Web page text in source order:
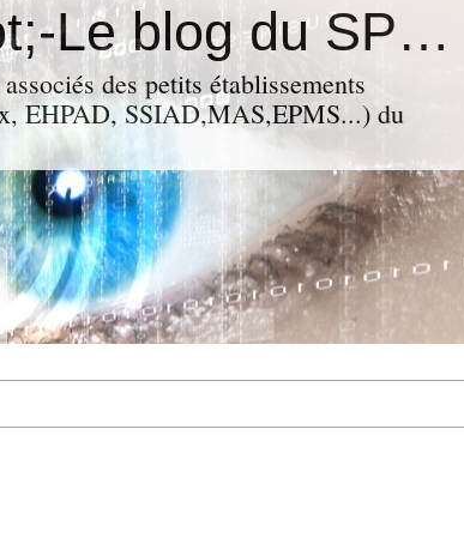
&quot;Résistances&quot;-Le blog du SPHAB/CGT (56-Guémené-sur-Scorff) et des Syndicats CGT associés des petits établissements sanitaires, sociaux et médico-sociaux du Morbihan qui résistent à la casse
des petits établissements
EHPAD, SSIAD,MAS,EPMS...) du